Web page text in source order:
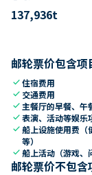
137,936t
邮轮票价包含项
check住宿费用
check 交通费用
check 主餐厅的早餐、午
check表演、活动等娱乐
check船上设施使用费（
等）
check船上活动（游戏、
邮轮票价不包含